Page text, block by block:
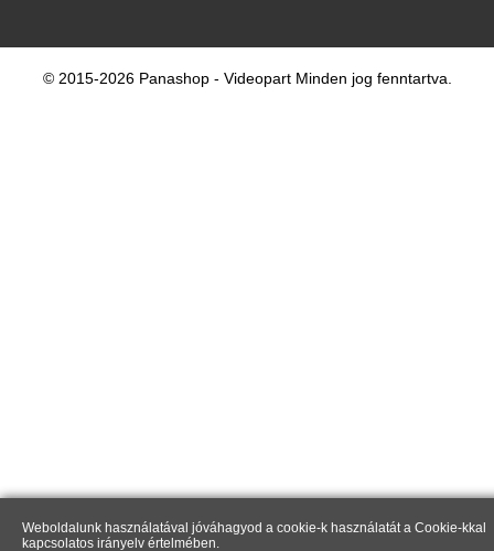
© 2015-2026 Panashop - Videopart Minden jog fenntartva.
Weboldalunk használatával jóváhagyod a cookie-k használatát a Cookie-kkal
kapcsolatos irányelv értelmében.